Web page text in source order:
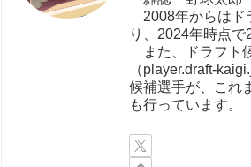
2008年からはド
り、2024年時点
また、ドラフト
（player.draft-
候補選手が、これ
も行っています。